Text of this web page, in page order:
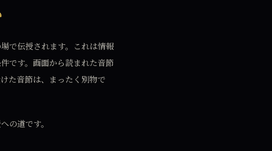
で伝授されます。これは情報
です。画面から読まれた音節
た音節は、まったく別物で
の道です。